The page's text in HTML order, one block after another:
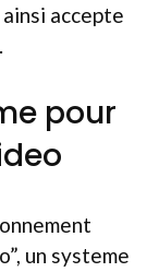
accepte
pour
un systeme